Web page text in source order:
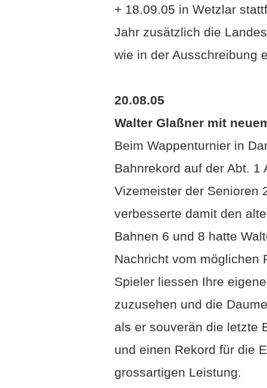
+ 18.09.05 in Wetzlar
Jahr zusätzlich die
wie in der Ausschreibung
20.08.05
Walter Glaßner mit
Beim Wappenturnier in
Bahnrekord auf der Abt.
Vizemeister der
verbesserte damit den
Bahnen 6 und 8 hatte
Nachricht vom möglichen
Spieler liessen Ihre
zuzusehen und die
als er souverän die letzte
und einen Rekord für die
grossartigen Leistung.